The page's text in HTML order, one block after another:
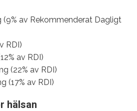
(9% av Rekommenderat Dagligt
RDI)
av RDI)
(22% av RDI)
(17% av RDI)
hälsan